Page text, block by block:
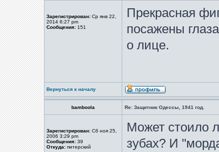
Зарегистрирован: Ср янв 22,
2014 6:27 pm
Сообщения: 151
Прекрасная
посажены
о лице.
Вернуться к началу
bamboola Re: Защитник Одессы, 1941 год.
Зарегистрирован: Сб ноя 25,
2006 3:29 pm
Сообщения: 39
Откуда: питерский
Может стоило
зубах? И